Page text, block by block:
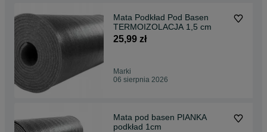
Mata Podkład Pod Basen
TERMOIZOLACJA 1,5 cm
25,99 zł
Marki
06 sierpnia 2026
Mata pod basen PIANKA
podkład 1cm